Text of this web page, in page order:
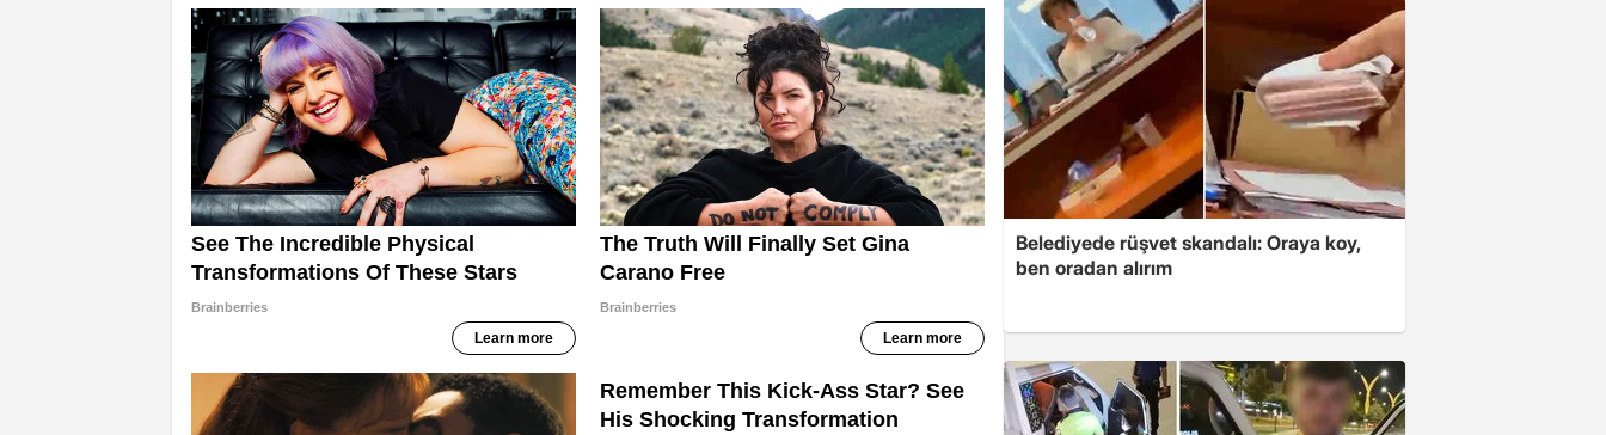
Belediyede rüşvet skandalı: Oraya koy,
ben oradan alırım